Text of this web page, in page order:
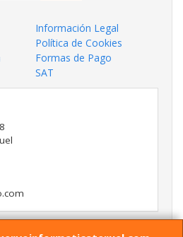
Información Legal
Política de Cookies
Formas de Pago
SAT